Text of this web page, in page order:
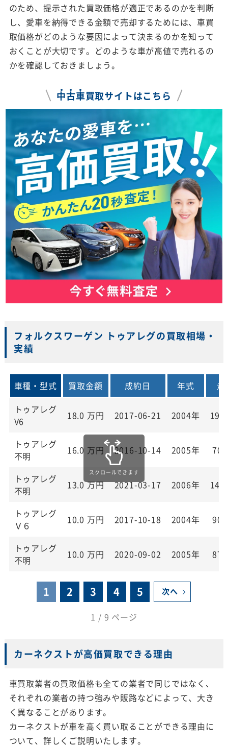
のため、提示された買取価格が適正であるのかを判断
し、愛車を納得できる金額で売却するためには、車買
取価格がどのような要因によって決まるのかを知って
おくことが大切です。どのような車が高値で売れるの
かを確認しておきましょう。
中古車買取サイトはこちら
フォルクスワーゲン トゥアレグの買取相場・
実績
車種・型式 買取金額 成約日 年式
走
トゥアレグ
V6
18.0 万円 2017-06-21 2004年
トゥアレグ
不明
16.0 万円 2016-10-14 2005年
トゥアレグ
不明
13.0万円 2021-03-17 2006年
トゥアレグ
Ｖ６
10.0 万円 2017-10-18 2004年
トゥアレグ
不明
10.0 万円 2020-09-02 2005年
1 2 3 4 5 次へ
1 / 9 ページ
カーネクストが高価買取できる理由
車買取業者の買取価格も全ての業者で同じではなく、
それぞれの業者の持つ強みや販路などによって、大き
く異なることがあります。
カーネクストが車を高く買い取ることができる理由に
ついて、詳しくご説明いたします。